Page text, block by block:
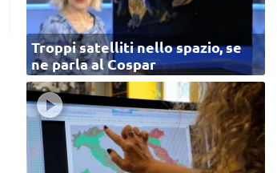
Troppi satelliti nello spazio, se
ne parla al Cospar